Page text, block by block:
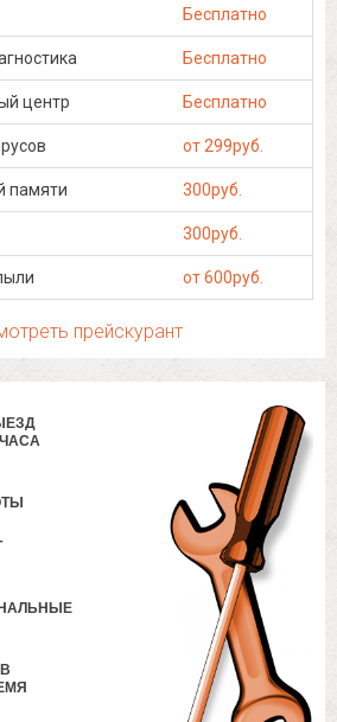
Бесплатно
Бесплатно
центр Бесплатно
от 299руб.
памяти 300руб.
300руб.
от 600руб.
прейскурант